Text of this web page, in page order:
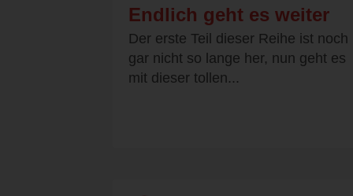
Endlich geht es weiter
Der erste Teil dieser Reihe ist noch
gar nicht so lange her, nun geht es
mit dieser tollen...